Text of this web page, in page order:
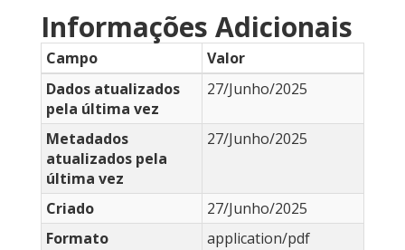
Informações Adicionais
Campo
Valor
Dados atualizados
pela última vez
27/Junho/2025
Metadados
atualizados pela
última vez
27/Junho/2025
Criado
27/Junho/2025
Formato
application/pdf